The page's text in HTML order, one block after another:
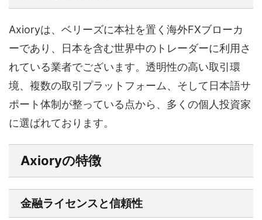
Axioryは、ベリーズに本社を置く海外FXブローカ
ーであり、日本を含む世界中のトレーダーに利用さ
れている業者でございます。透明性の高い取引環
境、複数の取引プラットフォーム、そして日本語サ
ポート体制が整っている点から、多くの個人投資家
に選ばれております。
Axioryの特徴
金融ライセンスと信頼性